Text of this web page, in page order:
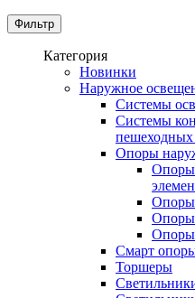
Категория
Новинки
Наружное
Системы
Системы
пешеходных
Опоры
Опоры
Опоры
Опоры
Опоры
Смарт
Торшеры